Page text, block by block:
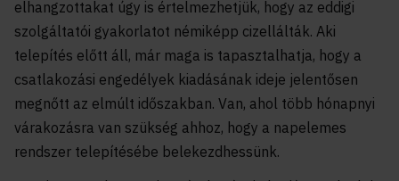
elhangzottakat úgy is értelmezhetjük, hogy az eddigi
szolgáltatói gyakorlatot némiképp cizellálták. Aki
telepítés előtt áll, már maga is tapasztalhatja, hogy a
csatlakozási engedélyek kiadásának ideje jelentősen
megnőtt az elmúlt időszakban. Van, ahol több hónapnyi
várakozásra van szükség ahhoz, hogy a napelemes
rendszer telepítésébe belekezdhessünk.